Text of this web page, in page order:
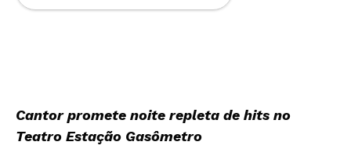
Cantor promete noite repleta de hits no
Teatro Estação Gasômetro